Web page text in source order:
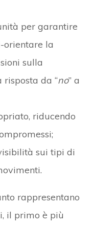
per garantire
orientare la
sulla
da “no” a
riducendo
sui tipi di
rappresentano
il primo è più